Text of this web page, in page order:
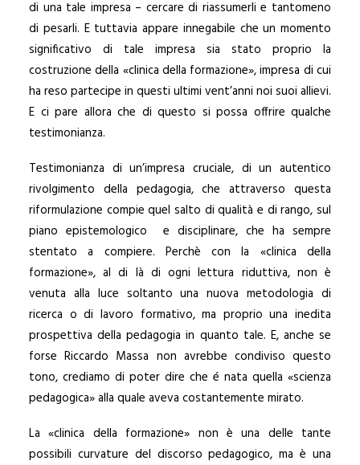
di una tale impresa – cercare di riassumerli e tantomeno
di pesarli. E tuttavia appare innegabile che un momento
significativo di tale impresa sia stato proprio la
costruzione della «clinica della formazione», impresa di cui
ha reso partecipe in questi ultimi vent’anni noi suoi allievi.
E ci pare allora che di questo si possa offrire qualche
testimonianza.
Testimonianza di un’impresa cruciale, di un autentico
rivolgimento della pedagogia, che attraverso questa
riformulazione compie quel salto di qualità e di rango, sul
piano epistemologico e disciplinare, che ha sempre
stentato a compiere. Perchè con la «clinica della
formazione», al di là di ogni lettura riduttiva, non è
venuta alla luce soltanto una nuova metodologia di
ricerca o di lavoro formativo, ma proprio una inedita
prospettiva della pedagogia in quanto tale. E, anche se
forse Riccardo Massa non avrebbe condiviso questo
tono, crediamo di poter dire che é nata quella «scienza
pedagogica» alla quale aveva costantemente mirato.
La «clinica della formazione» non è una delle tante
possibili curvature del discorso pedagogico, ma è una